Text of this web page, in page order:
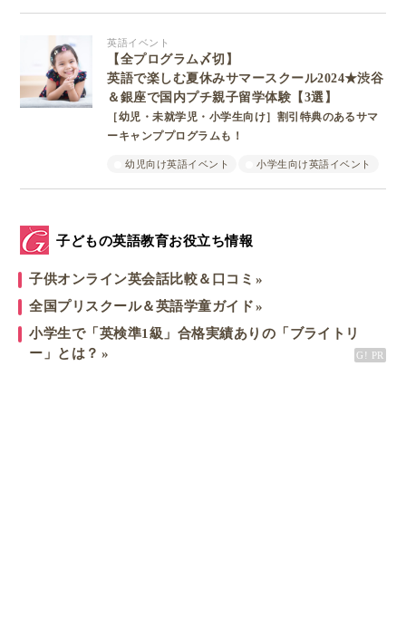
英語イベント
【全プログラム〆切】
英語で楽しむ夏休みサマースクール2024★渋谷
＆銀座で国内プチ親子留学体験【3選】
［幼児・未就学児・小学生向け］割引特典のあるサマ
ーキャンププログラムも！
幼児向け英語イベント 小学生向け英語イベント
子どもの英語教育お役立ち情報
子供オンライン英会話比較＆口コミ
全国プリスクール＆英語学童ガイド
小学生で「英検準1級」合格実績ありの「ブライトリ
ー」とは？